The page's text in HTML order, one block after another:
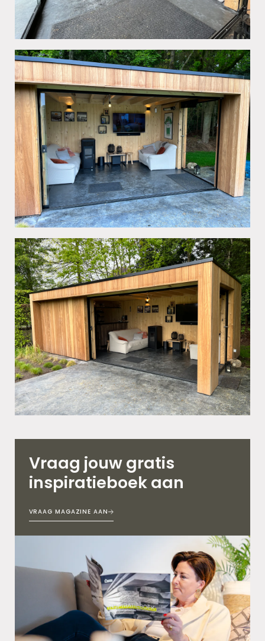
Vraag jouw gratis
inspiratieboek aan
VRAAG MAGAZINE AAN